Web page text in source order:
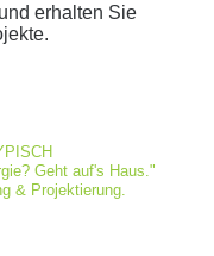
erhalten Sie
Geht auf's Haus."
& Projektierung.